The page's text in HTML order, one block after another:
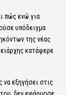
πώς ενώ για
υπόδειγμα
της νέας
κατάφερε
εξηγήσει στις